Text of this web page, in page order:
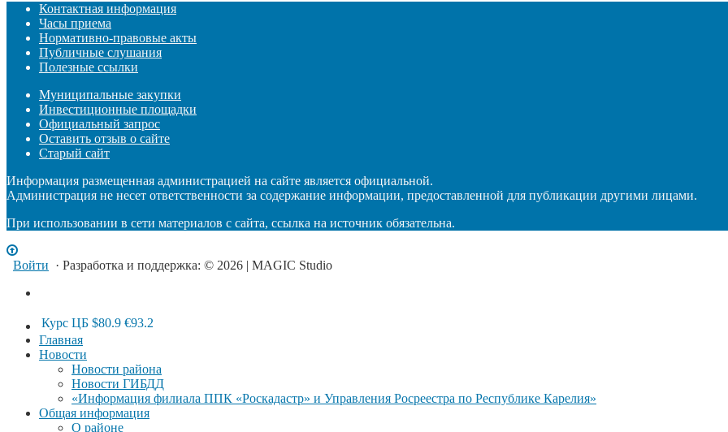
Контактная информация
Часы приема
Нормативно-правовые акты
Публичные слушания
Полезные ссылки
Муниципальные закупки
Инвестиционные площадки
Официальный запрос
Оставить отзыв о сайте
Старый сайт
Информация размещенная администрацией на сайте является официальной.
Администрация не несет ответственности за содержание информации, предоставленной для публикации другими лицами.
При использовании в сети материалов с сайта, ссылка на источник обязательна.
Войти · Разработка и поддержка: © 2026 | MAGIC Studio
Курс ЦБ $80.9 €93.2
Главная
Новости
Новости района
Новости ГИБДД
«Информация филиала ППК «Роскадастр» и Управления Росреестра по Республике Карелия»
Общая информация
О районе